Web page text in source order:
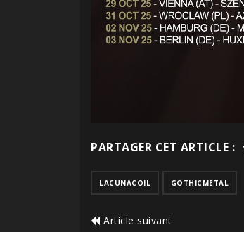
PARTAGER CET ARTICLE :
LACUNACOIL GOTHICMETAL
Article suivant